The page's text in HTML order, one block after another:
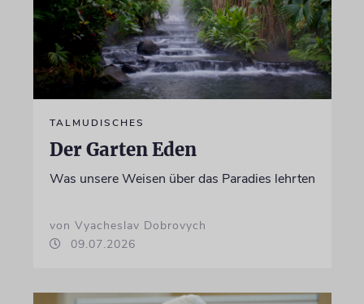
TALMUDISCHES
Der Garten Eden
Was unsere Weisen über das Paradies lehrten
von Vyacheslav Dobrovych
09.07.2026